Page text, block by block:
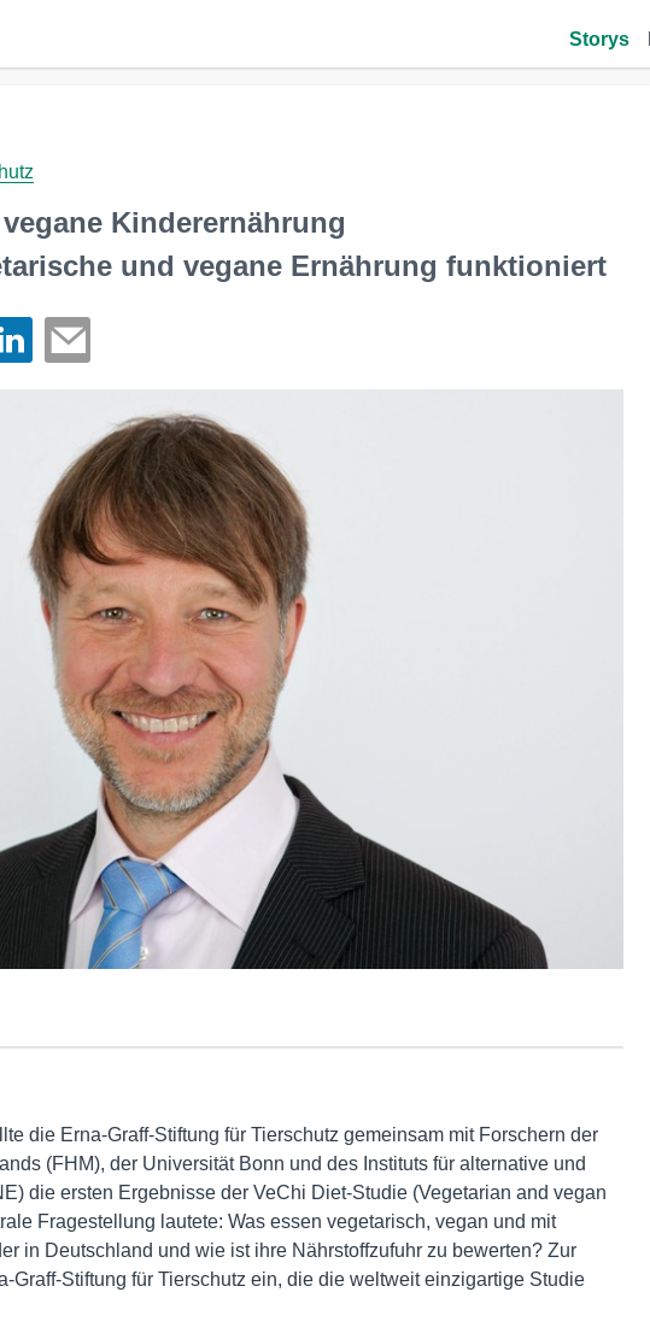
Storys
Kinderernährung
und vegane Ernährung funktioniert
die Erna-Graff-Stiftung für Tierschutz gemeinsam mit Forschern der
(FHM), der Universität Bonn und des Instituts für alternative und
die ersten Ergebnisse der VeChi Diet-Studie (Vegetarian and vegan
Fragestellung lautete: Was essen vegetarisch, vegan und mit
in Deutschland und wie ist ihre Nährstoffzufuhr zu bewerten? Zur
Graff-Stiftung für Tierschutz ein, die die weltweit einzigartige Studie